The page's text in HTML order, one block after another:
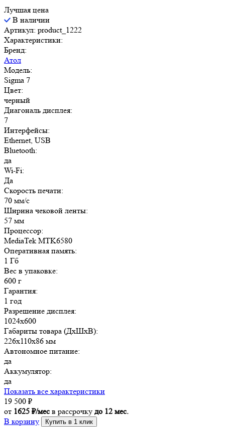
Лучшая цена
В наличии
Артикул: product_1222
Характеристики:
Бренд:
Атол
Модель:
Sigma 7
Цвет:
черный
Диагональ дисплея:
7
Интерфейсы:
Ethernet, USB
Bluetooth:
да
Wi-Fi:
Да
Скорость печати:
70 мм/с
Ширина чековой ленты:
57 мм
Процессор:
MediaTek MTK6580
Оперативная память:
1 Гб
Вес в упаковке:
600 г
Гарантия:
1 год
Разрешение дисплея:
1024х600
Габариты товара (ДxШxВ):
226х110х86 мм
Автономное питание:
да
Аккумулятор:
да
Показать все характеристики
19 500 ₽
от 1625 ₽/месв рассрочку до 12 мес.
В корзину
Купить в 1 клик